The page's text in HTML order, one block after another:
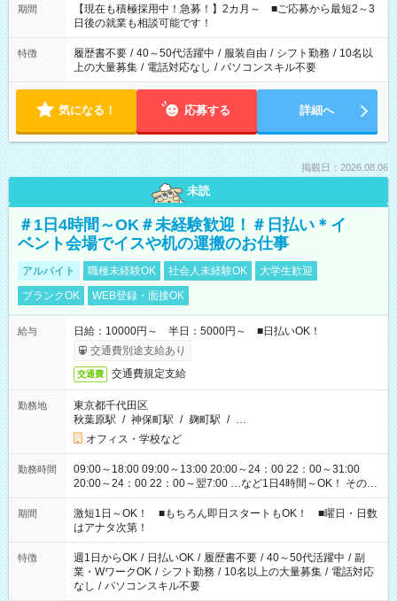
たくない」 など、ご希望を教えてくださいね。 ※Wワーク希望
の方へ 今ご覧のお仕事で希望する勤務時間と、もう1つのお仕事
の勤務時間。 合計で週40時間を超える場合は応募できません。
期間
【現在も積極採用中！急募！】2カ月～ ■ご応募から最短2～3
日後の就業も相談可能です！
特徴 履歴書不要 / 40～50代活躍中 / 服装自由 / シフト勤務 / 10名以
上の大量募集 / 電話対応なし / パソコンスキル不要
気になる！ 応募する 詳細へ
掲載日：2026.08.06
未読
＃1日4時間～OK＃未経験歓迎！＃日払い＊イ
ベント会場でイスや机の運搬のお仕事
アルバイト 職種未経験OK 社会人未経験OK
大学生歓迎
ブランクOK
WEB登録・面接OK
給与
日給：10000円～ 半日：5000円～ ■日払いOK！
交通費別途支給あり
交通費 交通費規定支給
勤務地
東京都千代田区
秋葉原駅 / 神保町駅 / 麹町駅 / …
オフィス・学校など
勤務時間
09:00～18:00 09:00～13:00 20:00～24：00 22：00～31:00
20:00～24：00 22：00～翌7:00 …など1日4時間～OK！ その他
シフトもございます！ お気軽にご相談ください！
期間
激短1日～OK！ ■もちろん即日スタートもOK！ ■曜日・日数
はアナタ次第！
特徴 週1日からOK / 日払いOK / 履歴書不要 / 40～50代活躍中 / 副
業・WワークOK / シフト勤務 / 10名以上の大量募集 / 電話対応
なし / パソコンスキル不要